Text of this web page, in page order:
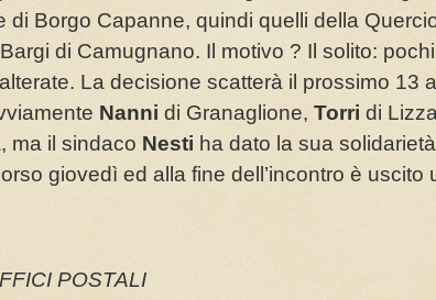
di Borgo Capanne, quindi quelli della
di Camugnano. Il motivo ? Il solito: pochi
La decisione scatterà il prossimo 13
Nanni di Granaglione, Torri di
ma il sindaco Nesti ha dato la sua
giovedì ed alla fine dell’incontro è uscito
POSTALI